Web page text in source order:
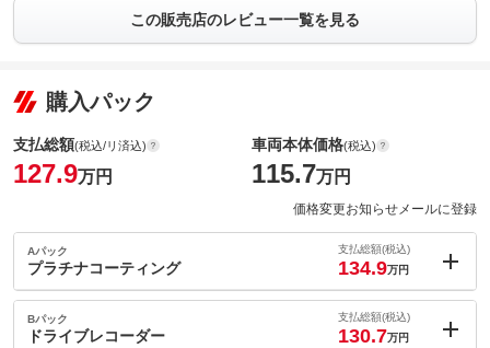
この販売店のレビュー一覧を見る
購入パック
支払総額(税込/リ済込)
127.9万円
車両本体価格(税込)
115.7万円
価格変更お知らせメールに登録
Aパック
プラチナコーティング
支払総額(税込)
134.9万円
内：オプシ
ョン価格
(税込)
Bパック
ドライブレコーダー
支払総額(税込)
130.7万円